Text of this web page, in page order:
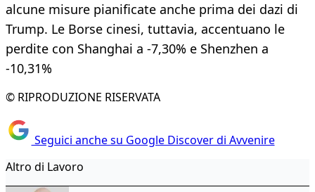
alcune misure pianificate anche prima dei dazi di
Trump. Le Borse cinesi, tuttavia, accentuano le
perdite con Shanghai a -7,30% e Shenzhen a
-10,31%
© RIPRODUZIONE RISERVATA
Seguici anche su Google Discover di Avvenire
Altro di Lavoro